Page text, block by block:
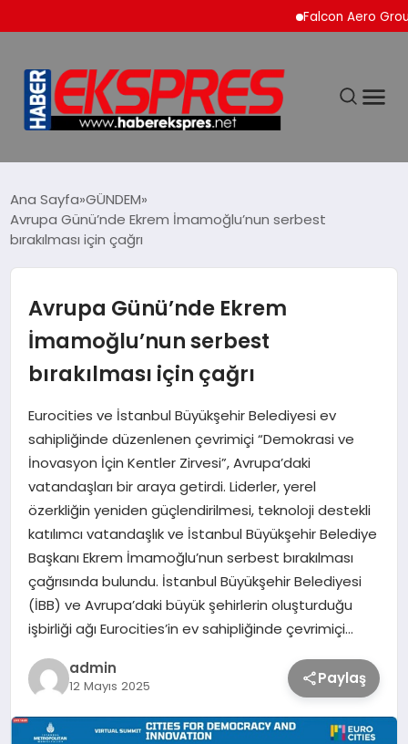
Falcon Aero Group,
EKONOMİ
SİYASET
SPOR
TEKNOLOJİ
SAĞLIK
MAGAZİN
EĞİTİM
Ana Sayfa GÜNDEM
Avrupa Günü’nde Ekrem İmamoğlu’nun serbest
bırakılması için çağrı
Avrupa Günü’nde Ekrem
İmamoğlu’nun serbest
bırakılması için çağrı
Eurocities ve İstanbul Büyükşehir Belediyesi ev
sahipliğinde düzenlenen çevrimiçi “Demokrasi ve
İnovasyon İçin Kentler Zirvesi”, Avrupa’daki
vatandaşları bir araya getirdi. Liderler, yerel
özerkliğin yeniden güçlendirilmesi, teknoloji destekli
katılımcı vatandaşlık ve İstanbul Büyükşehir Belediye
Başkanı Ekrem İmamoğlu’nun serbest bırakılması
çağrısında bulundu. İstanbul Büyükşehir Belediyesi
(İBB) ve Avrupa’daki büyük şehirlerin oluşturduğu
işbirliği ağı Eurocities’in ev sahipliğinde çevrimiçi…
admin
12 Mayıs 2025 Paylaş